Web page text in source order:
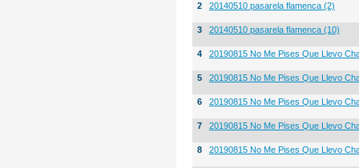
2 20140510 pasarela flamenca (2)
3 20140510 pasarela flamenca (10)
4 20190815 No Me Pises Que Llevo
5 20190815 No Me Pises Que Llevo
6 20190815 No Me Pises Que Llevo
7 20190815 No Me Pises Que Llevo
8 20190815 No Me Pises Que Llevo